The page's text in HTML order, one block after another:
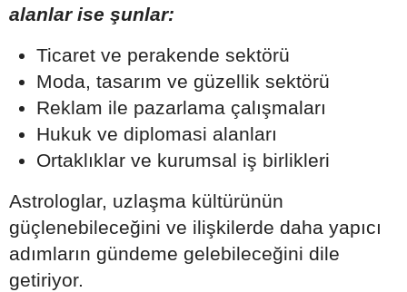
alanlar ise şunlar:
Ticaret ve perakende sektörü
Moda, tasarım ve güzellik sektörü
Reklam ile pazarlama çalışmaları
Hukuk ve diplomasi alanları
Ortaklıklar ve kurumsal iş birlikleri
Astrologlar, uzlaşma kültürünün
güçlenebileceğini ve ilişkilerde daha yapıcı
adımların gündeme gelebileceğini dile
getiriyor.